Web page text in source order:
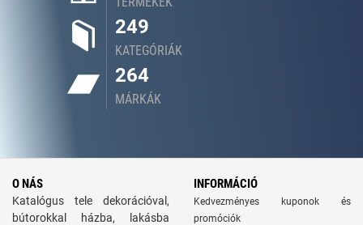
249
KATEGÓRIÁK
264
MÁRKÁK
O NÁS
Katalógus tele dekorációval,
bútorokkal házba, lakásba
INFORMÁCIÓ
Kedvezményes kuponok és
promóciók